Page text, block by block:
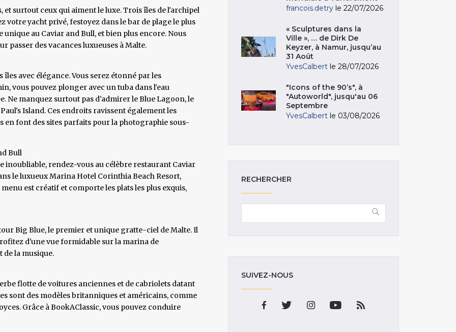
et surtout ceux qui aiment le luxe. Trois îles de l'archipel
yacht privé, festoyez dans le bar de plage le plus
au Caviar and Bull, et bien plus encore. Nous
passer des vacances luxueuses à Malte.
avec élégance. Vous serez étonné par les
vous pouvez plonger avec un tuba dans l'eau
Ne manquez surtout pas d'admirer le Blue Lagoon, le
Island. Ces endroits ravissent également les
en font des sites parfaits pour la photographie sous-
Bull
inoubliable, rendez-vous au célèbre restaurant Caviar
le luxueux Marina Hotel Corinthia Beach Resort,
est créatif et comporte les plats les plus exquis,
Big Blue, le premier et unique gratte-ciel de Malte. Il
d'une vue formidable sur la marina de
de la musique.
flotte de voitures anciennes et de cabriolets datant
sont des modèles britanniques et américains, comme
Grâce à BookAClassic, vous pouvez conduire
francois.detry le 22/07/2026
« Sculptures dans la
Ville », … de Dirk De
Keyzer, à Namur, jusqu’au
31 Août
YvesCalbert le 28/07/2026
"Icons of the 90’s", à
"Autoworld", jusqu'au 06
Septembre
YvesCalbert le 03/08/2026
RECHERCHER
SUIVEZ-NOUS